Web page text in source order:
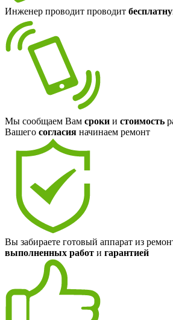
Инженер проводит проводит
Мы сообщаем Вам сроки и стоимость
Вашего согласия начинаем ремонт
Вы забираете готовый аппарат из
выполненных работ и гарантией